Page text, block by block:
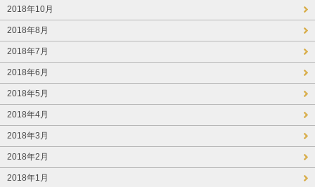
2018年10月
2018年8月
2018年7月
2018年6月
2018年5月
2018年4月
2018年3月
2018年2月
2018年1月